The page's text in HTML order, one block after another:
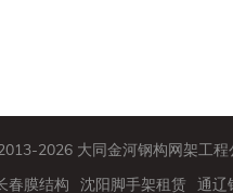
2026 大同金河钢构网架工程
春膜结构 沈阳脚手架租赁 通辽